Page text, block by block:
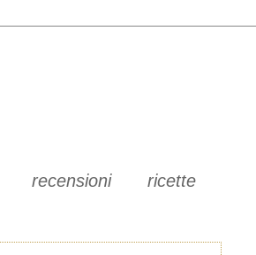
recensioni ricette